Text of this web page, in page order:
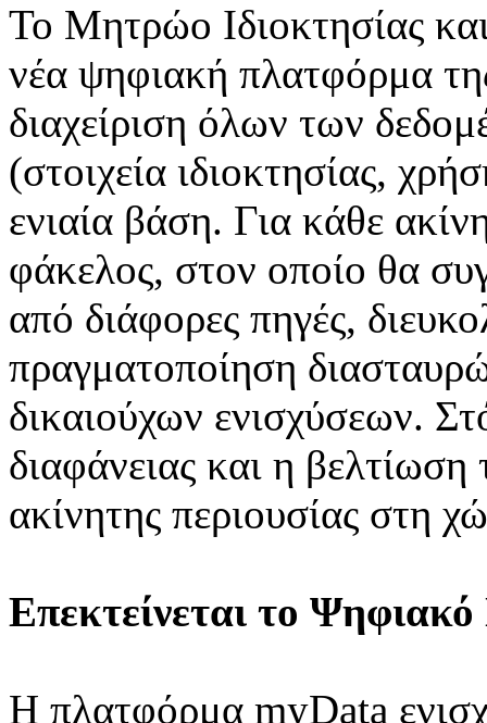
Το Μητρώο Ιδιοκτησίας
νέα ψηφιακή πλατφόρμα
διαχείριση όλων των
(στοιχεία ιδιοκτησίας,
ενιαία βάση. Για κάθε
φάκελος, στον οποίο θα
από διάφορες πηγές,
πραγματοποίηση
δικαιούχων ενισχύσεων.
διαφάνειας και η βελτίωση
ακίνητης περιουσίας στη
Επεκτείνεται το
Η πλατφόρμα myData